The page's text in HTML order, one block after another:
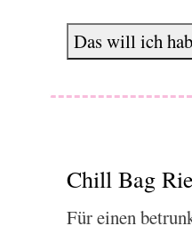
Das will ich
Chill Bag
Für einen